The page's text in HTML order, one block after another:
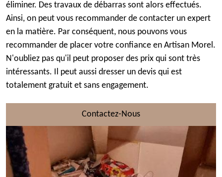
éliminer. Des travaux de débarras sont alors effectués.
Ainsi, on peut vous recommander de contacter un expert
en la matière. Par conséquent, nous pouvons vous
recommander de placer votre confiance en Artisan Morel.
N'oubliez pas qu'il peut proposer des prix qui sont très
intéressants. Il peut aussi dresser un devis qui est
totalement gratuit et sans engagement.
Contactez-Nous